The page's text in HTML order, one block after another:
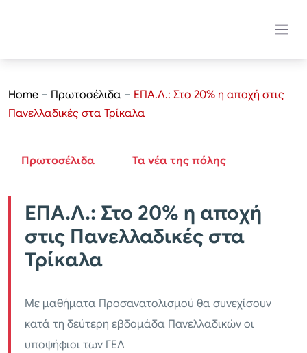
Home – Πρωτοσέλιδα – ΕΠΑ.Λ.: Στο 20% η αποχή στις
Πανελλαδικές στα Τρίκαλα
Πρωτοσέλιδα Τα νέα της πόλης
ΕΠΑ.Λ.: Στο 20% η αποχή
στις Πανελλαδικές στα
Τρίκαλα
Με μαθήματα Προσανατολισμού θα συνεχίσουν
κατά τη δεύτερη εβδομάδα Πανελλαδικών οι
υποψήφιοι των ΓΕΛ